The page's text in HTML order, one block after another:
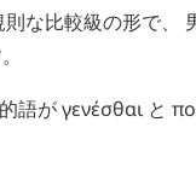
則な比較級の形で、
語がγενέσθαι と